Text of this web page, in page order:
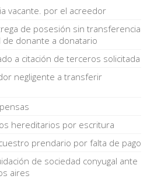
vacante. por el acreedor
de posesión sin transferencia
donante a donatario
a citación de terceros solicitada
negligente a transferir
hereditarios por escritura
prendario por falta de pago
de sociedad conyugal ante
aires